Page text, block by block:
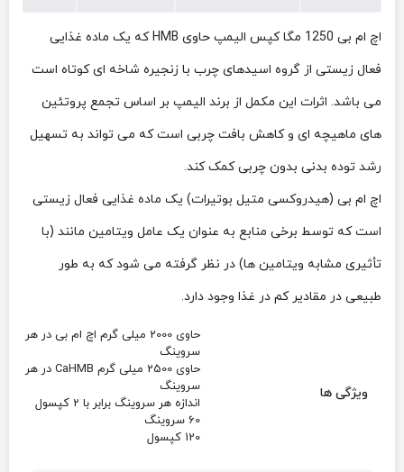
مگا
الیمپ
اچ ام بی 1250 مگا کپس الیمپ حاوی HMB که یک ماده غذایی
فعال زیستی از گروه اسیدهای چرب با زنجیره شاخه ای کوتاه است
می باشد. اثرات این مکمل از برند الیمپ بر اساس تجمع پروتئین
های ماهیچه ای و کاهش بافت چربی است که می تواند به تسهیل
رشد توده بدنی بدون چربی کمک کند.
اچ ام بی (هیدروکسی متیل بوتیرات) یک ماده غذایی فعال زیستی
است که توسط برخی منابع به عنوان یک عامل ویتامین مانند (با
تأثیری مشابه ویتامین ها) در نظر گرفته می شود که به طور
طبیعی در مقادیر کم در غذا وجود دارد.
ویژگی ها
حاوی 2000 میلی گرم اچ ام بی در هر
سروینگ
حاوی 2500 میلی گرم CaHMB در هر
سروینگ
اندازه هر سروینگ برابر با 2 کپسول
60 سروینگ
120 کپسول